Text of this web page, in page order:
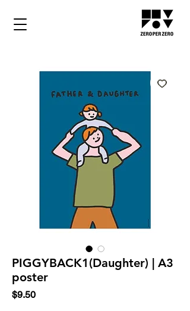
PIGGYBACK1(Daughter) | A3
poster
$9.50Price